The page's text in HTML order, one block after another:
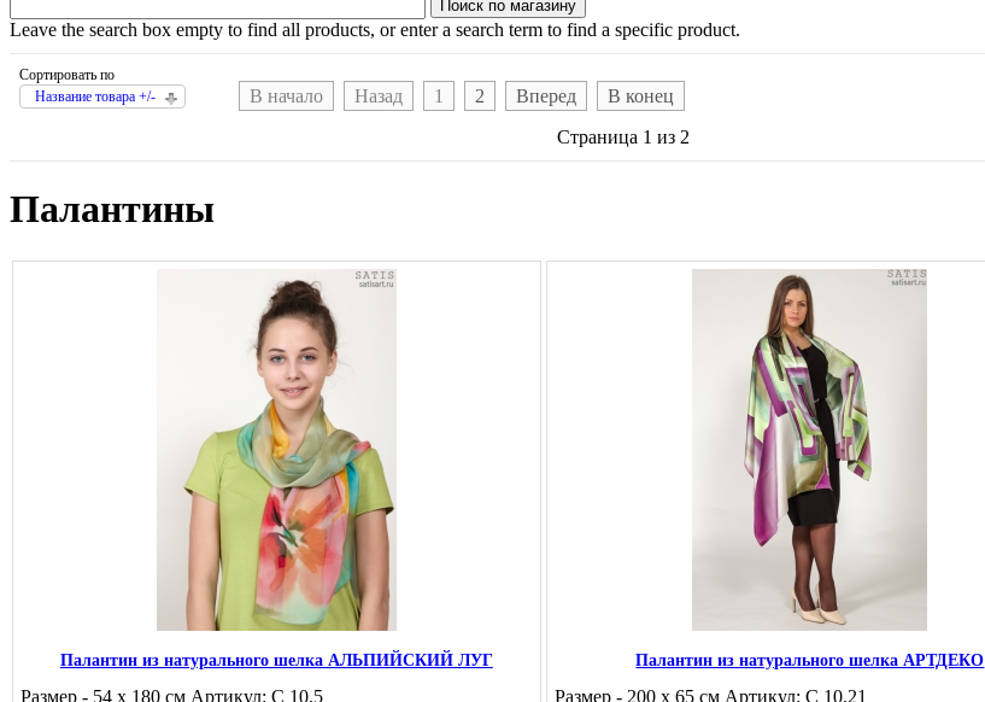
Leave the search box empty to find all products, or enter a search term to find a specific product.
Сортировать по
Название товара +/-
В начало Назад 1 2 Вперед
В конец
Страница 1 из 2
Палантины
Палантин из натурального шелка АЛЬПИЙСКИЙ ЛУГ
Размер - 54 х 180 см Артикул: С 10.5
Палантин из натурального шелка АРТДЕКО
Размер - 200 х 65 см Артикул: С 10.21